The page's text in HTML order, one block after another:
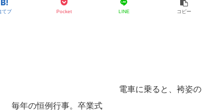
てブ Pocket LINE コピー
と、袴姿の
毎年の恒例行事。卒業式